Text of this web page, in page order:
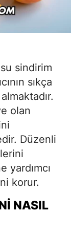
sindirim
sıkça
olan
Düzenli
yardımcı
korur.
NASIL